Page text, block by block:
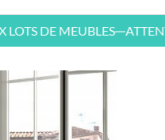
DE MEUBLES—